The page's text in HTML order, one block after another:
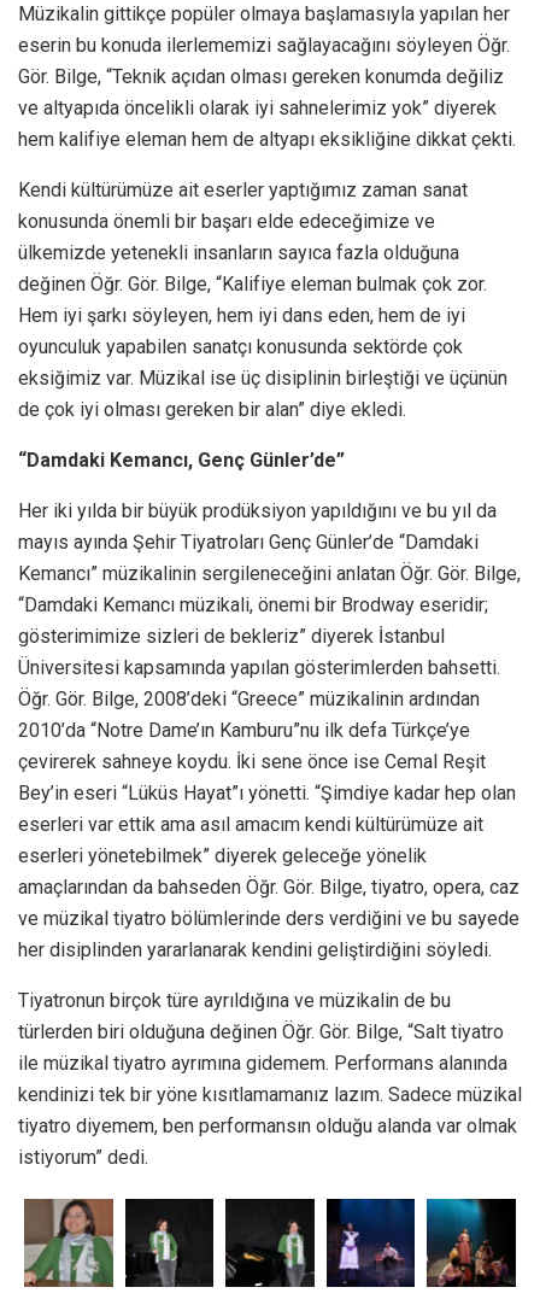
Müzikalin gittikçe popüler olmaya başlamasıyla yapılan her
eserin bu konuda ilerlememizi sağlayacağını söyleyen Öğr.
Gör. Bilge, “Teknik açıdan olması gereken konumda değiliz
ve altyapıda öncelikli olarak iyi sahnelerimiz yok” diyerek
hem kalifiye eleman hem de altyapı eksikliğine dikkat çekti.
Kendi kültürümüze ait eserler yaptığımız zaman sanat
konusunda önemli bir başarı elde edeceğimize ve
ülkemizde yetenekli insanların sayıca fazla olduğuna
değinen Öğr. Gör. Bilge, “Kalifiye eleman bulmak çok zor.
Hem iyi şarkı söyleyen, hem iyi dans eden, hem de iyi
oyunculuk yapabilen sanatçı konusunda sektörde çok
eksiğimiz var. Müzikal ise üç disiplinin birleştiği ve üçünün
de çok iyi olması gereken bir alan” diye ekledi.
“Damdaki Kemancı, Genç Günler’de”
Her iki yılda bir büyük prodüksiyon yapıldığını ve bu yıl da
mayıs ayında Şehir Tiyatroları Genç Günler’de “Damdaki
Kemancı” müzikalinin sergileneceğini anlatan Öğr. Gör. Bilge,
“Damdaki Kemancı müzikali, önemi bir Brodway eseridir;
gösterimimize sizleri de bekleriz” diyerek İstanbul
Üniversitesi kapsamında yapılan gösterimlerden bahsetti.
Öğr. Gör. Bilge, 2008’deki “Greece” müzikalinin ardından
2010’da “Notre Dame’ın Kamburu”nu ilk defa Türkçe’ye
çevirerek sahneye koydu. İki sene önce ise Cemal Reşit
Bey’in eseri “Lüküs Hayat”ı yönetti. “Şimdiye kadar hep olan
eserleri var ettik ama asıl amacım kendi kültürümüze ait
eserleri yönetebilmek” diyerek geleceğe yönelik
amaçlarından da bahseden Öğr. Gör. Bilge, tiyatro, opera, caz
ve müzikal tiyatro bölümlerinde ders verdiğini ve bu sayede
her disiplinden yararlanarak kendini geliştirdiğini söyledi.
Tiyatronun birçok türe ayrıldığına ve müzikalin de bu
türlerden biri olduğuna değinen Öğr. Gör. Bilge, “Salt tiyatro
ile müzikal tiyatro ayrımına gidemem. Performans alanında
kendinizi tek bir yöne kısıtlamamanız lazım. Sadece müzikal
tiyatro diyemem, ben performansın olduğu alanda var olmak
istiyorum” dedi.